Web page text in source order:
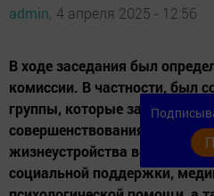
admin, 4 апреля 2025 - 12:56
В ходе заседания был
комиссии. В частности, был
группы, которые займутся
совершенствования мер
жизнеустройства ветеранов
социальной поддержки,